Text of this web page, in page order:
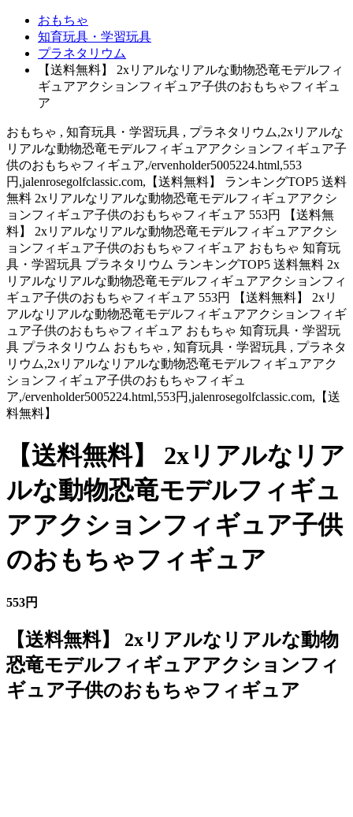
おもちゃ
知育玩具・学習玩具
プラネタリウム
【送料無料】 2xリアルなリアルな動物恐竜モデルフィ
ギュアアクションフィギュア子供のおもちゃフィギュ
ア
おもちゃ , 知育玩具・学習玩具 , プラネタリウム,2xリアルな
リアルな動物恐竜モデルフィギュアアクションフィギュア子
供のおもちゃフィギュア,/ervenholder5005224.html,553
円,jalenrosegolfclassic.com,【送料無料】 ランキングTOP5 送料
無料 2xリアルなリアルな動物恐竜モデルフィギュアアクシ
ョンフィギュア子供のおもちゃフィギュア 553円 【送料無
料】 2xリアルなリアルな動物恐竜モデルフィギュアアクシ
ョンフィギュア子供のおもちゃフィギュア おもちゃ 知育玩
具・学習玩具 プラネタリウム ランキングTOP5 送料無料 2x
リアルなリアルな動物恐竜モデルフィギュアアクションフィ
ギュア子供のおもちゃフィギュア 553円 【送料無料】 2xリ
アルなリアルな動物恐竜モデルフィギュアアクションフィギ
ュア子供のおもちゃフィギュア おもちゃ 知育玩具・学習玩
具 プラネタリウム おもちゃ , 知育玩具・学習玩具 , プラネタ
リウム,2xリアルなリアルな動物恐竜モデルフィギュアアク
ションフィギュア子供のおもちゃフィギュ
ア,/ervenholder5005224.html,553円,jalenrosegolfclassic.com,【送
料無料】
【送料無料】 2xリアルなリア
ルな動物恐竜モデルフィギュ
アアクションフィギュア子供
のおもちゃフィギュア
553円
【送料無料】 2xリアルなリアルな動物
恐竜モデルフィギュアアクションフィ
ギュア子供のおもちゃフィギュア